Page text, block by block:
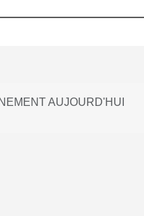
AUJOURD'HUI